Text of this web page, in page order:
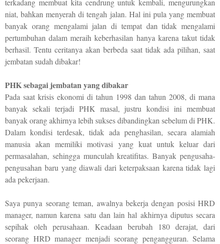
terkadang membuat kita cendrung untuk kembali, mengurungkan
niat, bahkan menyerah di tengah jalan. Hal ini pula yang membuat
banyak orang mengalami jalan di tempat dan tidak mengalami
pertumbuhan dalam meraih keberhasilan hanya karena takut tidak
berhasil. Tentu ceritanya akan berbeda saat tidak ada pilihan, saat
jembatan sudah dibakar!
PHK sebagai jembatan yang dibakar
Pada saat krisis ekonomi di tahun 1998 dan tahun 2008, di mana
banyak sekali terjadi PHK masal, justru kondisi ini membuat
banyak orang akhirnya lebih sukses dibandingkan sebelum di PHK.
Dalam kondisi terdesak, tidak ada penghasilan, secara alamiah
manusia akan memiliki motivasi yang kuat untuk keluar dari
permasalahan, sehingga munculah kreatifitas. Banyak pengusaha-
pengusahan baru yang diawali dari keterpaksaan karena tidak lagi
ada pekerjaan.
Saya punya seorang teman, awalnya bekerja dengan posisi HRD
manager, namun karena satu dan lain hal akhirnya diputus secara
sepihak oleh perusahaan. Keadaan berubah 180 derajat, dari
seorang HRD manager menjadi seorang pengangguran. Selama